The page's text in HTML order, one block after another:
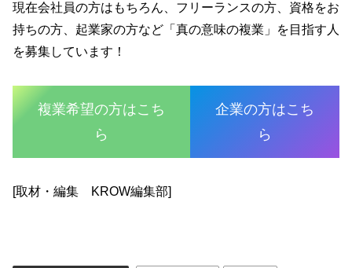
現在会社員の方はもちろん、フリーランスの方、資格をお
持ちの方、起業家の方など「真の意味の複業」を目指す人
を募集しています！
複業希望の方はこち
ら
企業の方はこち
ら
[取材・編集 KROW編集部]